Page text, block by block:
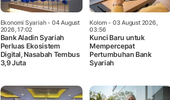
Ekonomi Syariah- 04 August
2026, 17:02
Bank Aladin Syariah
Perluas Ekosistem
Digital, Nasabah Tembus
3,9 Juta
Kolom - 03 August 2026,
03:56
Kunci Baru untuk
Mempercepat
Pertumbuhan Bank
Syariah